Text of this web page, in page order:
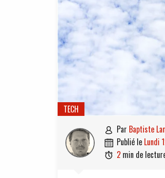
TECH
 par Baptiste
 publié le lundi
 2 min de